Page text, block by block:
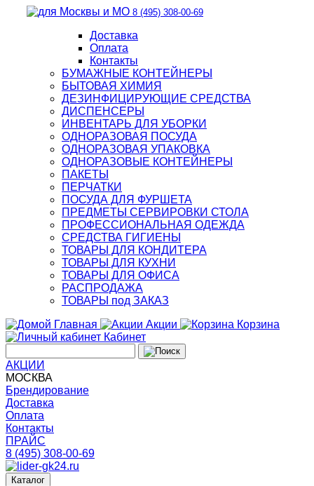
8 (495) 308-00-69
Доставка
Оплата
Контакты
БУМАЖНЫЕ КОНТЕЙНЕРЫ
БЫТОВАЯ ХИМИЯ
ДЕЗИНФИЦИРУЮЩИЕ СРЕДСТВА
ДИСПЕНСЕРЫ
ИНВЕНТАРЬ ДЛЯ УБОРКИ
ОДНОРАЗОВАЯ ПОСУДА
ОДНОРАЗОВАЯ УПАКОВКА
ОДНОРАЗОВЫЕ КОНТЕЙНЕРЫ
ПАКЕТЫ
ПЕРЧАТКИ
ПОСУДА ДЛЯ ФУРШЕТА
ПРЕДМЕТЫ СЕРВИРОВКИ СТОЛА
ПРОФЕССИОНАЛЬНАЯ ОДЕЖДА
СРЕДСТВА ГИГИЕНЫ
ТОВАРЫ ДЛЯ КОНДИТЕРА
ТОВАРЫ ДЛЯ КУХНИ
ТОВАРЫ ДЛЯ ОФИСА
РАСПРОДАЖА
ТОВАРЫ под ЗАКАЗ
Главная
Акции
Корзина
Кабинет
АКЦИИ
МОСКВА
Брендирование
Доставка
Оплата
Контакты
ПРАЙС
8 (495) 308-00-69
Каталог